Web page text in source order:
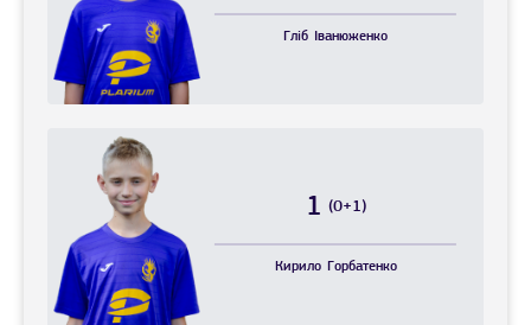
Гліб Іванюженко
1 (0+1)
Кирило Горбатенко